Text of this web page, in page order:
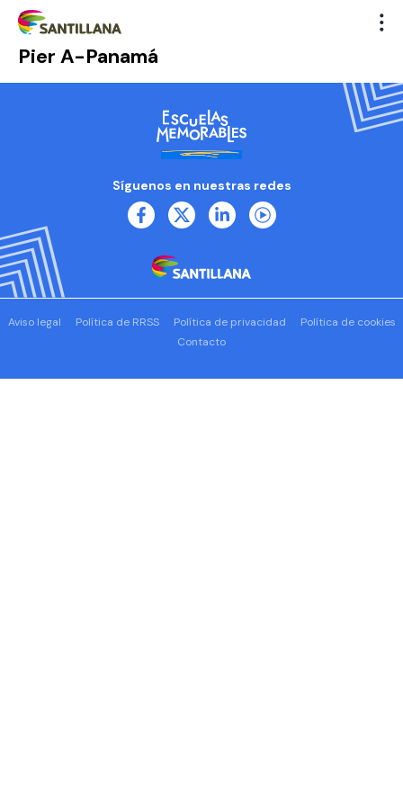
Pier A-Panamá
Síguenos en nuestras redes
Aviso legal Política de RRSS Política de privacidad
Política de cookies
Contacto